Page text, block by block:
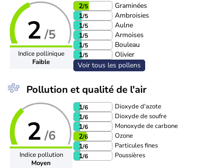
2 /5
Indice pollinique
Faible
2/5
Graminées
1/5
Ambroisies
1/5
Aulne
1/5
Armoises
1/5
Bouleau
1/5
Olivier
Voir tous les pollens
Pollution et qualité de l'air
2 /6
Indice pollution
Moyen
1/6 Dioxyde d'azote
1/6 Dioxyde de soufre
1/6 Monoxyde de carbone
2/6 Ozone
1/6 Particules fines
1/6 Poussières